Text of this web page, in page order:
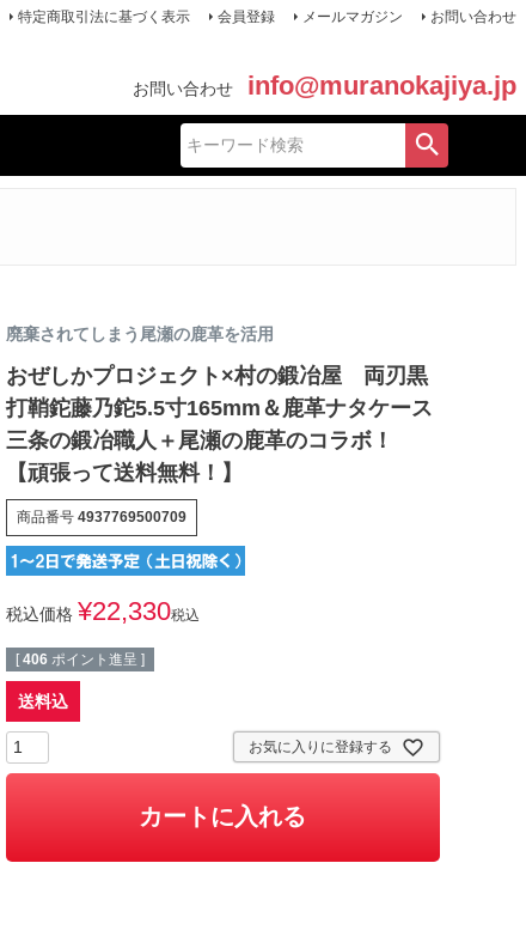
特定商取引法に基づく表示 会員登録 メールマガジン お問い合わせ
お問い合わせ info@muranokajiya.jp
廃棄されてしまう尾瀬の鹿革を活用
おぜしかプロジェクト×村の鍛冶屋 両刃黒
打鞘鉈藤乃鉈5.5寸165mm＆鹿革ナタケース
三条の鍛冶職人＋尾瀬の鹿革のコラボ！
【頑張って送料無料！】
商品番号 4937769500709
税込価格 ¥22,330税込
[ 406 ポイント進呈 ]
送料込
お気に入りに登録する
カートに入れる